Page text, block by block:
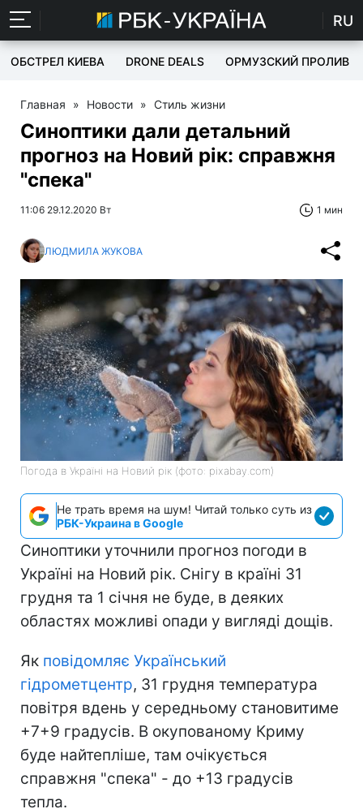
RU
ОБСТРЕЛ КИЕВА DRONE DEALS ОРМУЗСКИЙ ПРОЛИВ
Главная » Новости » Стиль жизни
Синоптики дали детальний
прогноз на Новий рік: справжня
"спека"
11:06 29.12.2020 Вт 1 мин
ЛЮДМИЛА ЖУКОВА
Погода в Україні на Новий рік (фото: pixabay.com)
Не трать время на шум! Читай только суть из
РБК-Украина в Google
Синоптики уточнили прогноз погоди в
Україні на Новий рік. Снігу в країні 31
грудня та 1 січня не буде, в деяких
областях можливі опади у вигляді дощів.
Як повідомляє Український
гідрометцентр, 31 грудня температура
повітря вдень у середньому становитиме
+7+9 градусів. В окупованому Криму
буде найтепліше, там очікується
справжня "спека" - до +13 градусів
тепла.